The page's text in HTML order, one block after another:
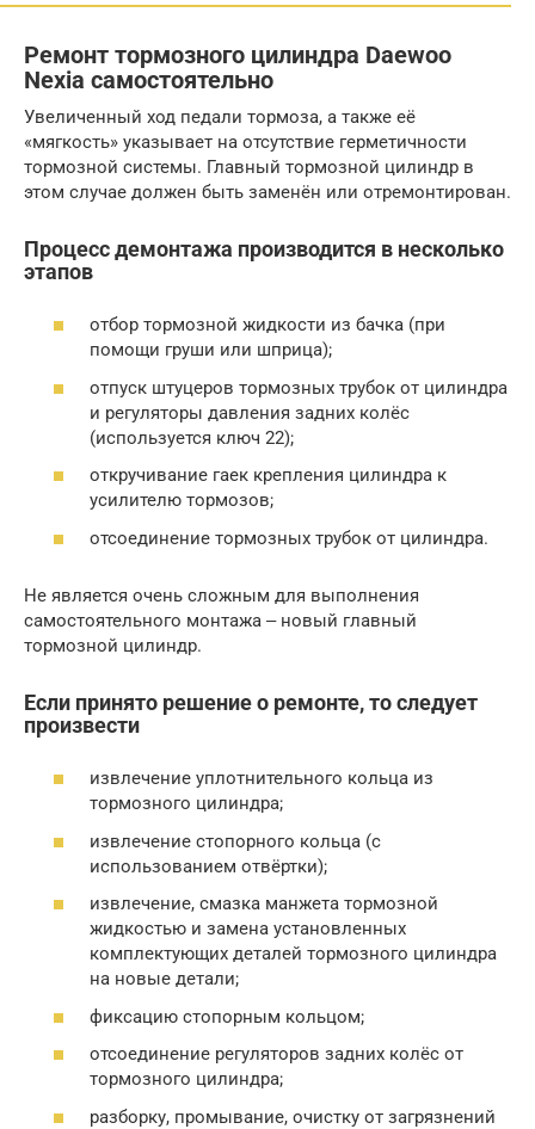
Ремонт тормозного цилиндра Daewoo
Nexia самостоятельно
Увеличенный ход педали тормоза, а также её
«мягкость» указывает на отсутствие герметичности
тормозной системы. Главный тормозной цилиндр в
этом случае должен быть заменён или отремонтирован.
Процесс демонтажа производится в несколько
этапов
отбор тормозной жидкости из бачка (при
помощи груши или шприца);
отпуск штуцеров тормозных трубок от цилиндра
и регуляторы давления задних колёс
(используется ключ 22);
откручивание гаек крепления цилиндра к
усилителю тормозов;
отсоединение тормозных трубок от цилиндра.
Не является очень сложным для выполнения
самостоятельного монтажа ‒ новый главный
тормозной цилиндр.
Если принято решение о ремонте, то следует
произвести
извлечение уплотнительного кольца из
тормозного цилиндра;
извлечение стопорного кольца (с
использованием отвёртки);
извлечение, смазка манжета тормозной
жидкостью и замена установленных
комплектующих деталей тормозного цилиндра
на новые детали;
фиксацию стопорным кольцом;
отсоединение регуляторов задних колёс от
тормозного цилиндра;
разборку, промывание, очистку от загрязнений